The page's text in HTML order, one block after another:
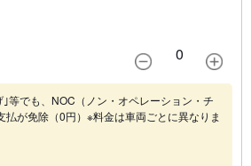
0
等でも、NOC（ノン・オペレーション・チ
払が免除（0円）※料金は車両ごとに異なりま